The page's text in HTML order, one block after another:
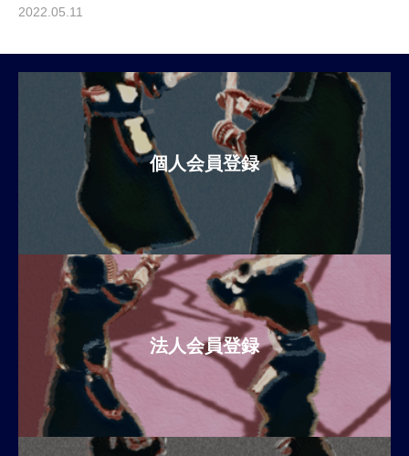
ン株式会社 代表取締役）
2022.05.11
個人会員登録
法人会員登録